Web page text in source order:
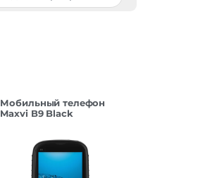
Мобильный телефон
Maxvi B9 Black